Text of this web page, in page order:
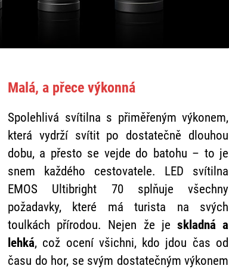
Malá, a přece výkonná
Spolehlivá svítilna s přiměřeným výkonem,
která vydrží svítit po dostatečně dlouhou
dobu, a přesto se vejde do batohu – to je
snem každého cestovatele. LED svítilna
EMOS Ultibright 70 splňuje všechny
požadavky, které má turista na svých
toulkách přírodou. Nejen že je skladná a
lehká, což ocení všichni, kdo jdou čas od
času do hor, se svým dostatečným výkonem